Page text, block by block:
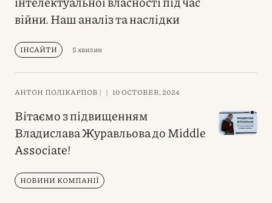
війни. Наш аналіз та наслідки
ІНСАЙТИ 5 хвилин
АНТОН ПОЛІКАРПОВ | | 10 OCTOBER, 2024
Вітаємо з підвищенням
Владислава Журавльова до Middle
Associate!
НОВИНИ КОМПАНІЇ